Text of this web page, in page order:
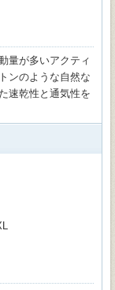
量が多いアクティ
ンのような自然な
速乾性と通気性を